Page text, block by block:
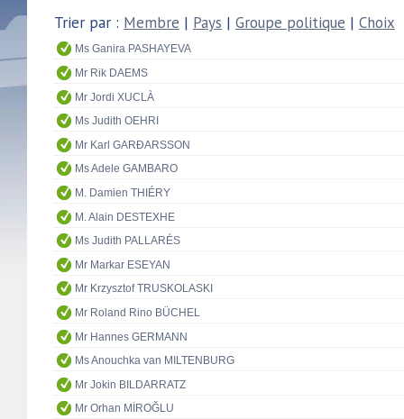
Trier par : Membre | Pays | Groupe politique | Choix
Ms Ganira PASHAYEVA
Mr Rik DAEMS
Mr Jordi XUCLÀ
Ms Judith OEHRI
Mr Karl GARÐARSSON
Ms Adele GAMBARO
M. Damien THIÉRY
M. Alain DESTEXHE
Ms Judith PALLARÉS
Mr Markar ESEYAN
Mr Krzysztof TRUSKOLASKI
Mr Roland Rino BÜCHEL
Mr Hannes GERMANN
Ms Anouchka van MILTENBURG
Mr Jokin BILDARRATZ
Mr Orhan MİROĞLU